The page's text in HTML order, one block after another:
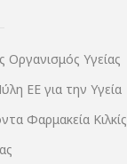
Οργανισμός Υγείας
ΕΕ για την Υγεία
Φαρμακεία Κιλκίς